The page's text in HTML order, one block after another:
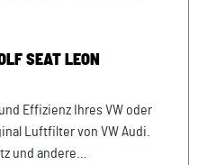
SEAT LEON
Effizienz Ihres VW oder
Luftfilter von VW Audi.
und andere